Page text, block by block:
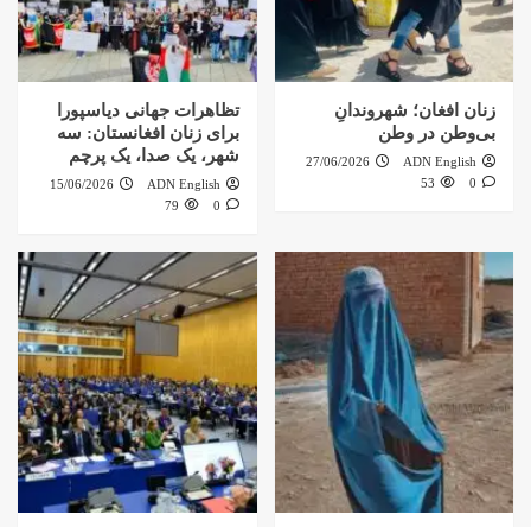
زنان افغان؛ شهروندانِ
بی‌وطن در وطن
ADN English
27/06/2026
0
53
تظاهرات جهانی دیاسپورا
برای زنان افغانستان: سه
شهر، یک صدا، یک پرچم
ADN English
15/06/2026
0
79